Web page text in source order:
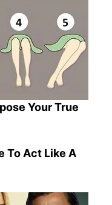
Your True
To Act Like A